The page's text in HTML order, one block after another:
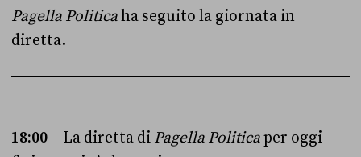
Pagella Politicaha seguito la giornata in
diretta.
18:00 – La diretta di Pagella Politicaper oggi